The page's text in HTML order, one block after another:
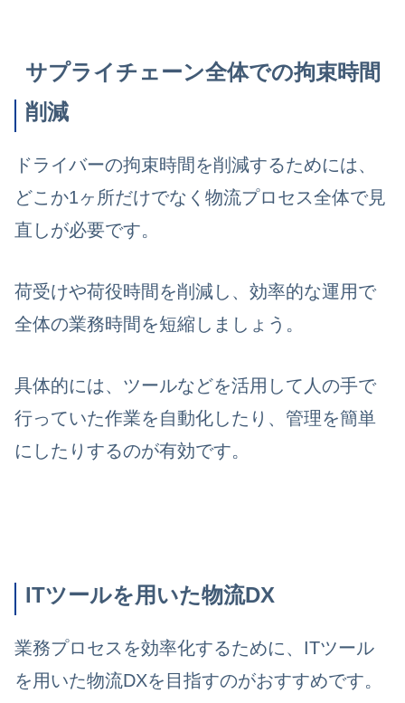
サプライチェーン全体での拘束時間
削減
ドライバーの拘束時間を削減するためには、
どこか1ヶ所だけでなく物流プロセス全体で見
直しが必要です。
荷受けや荷役時間を削減し、効率的な運用で
全体の業務時間を短縮しましょう。
具体的には、ツールなどを活用して人の手で
行っていた作業を自動化したり、管理を簡単
にしたりするのが有効です。
ITツールを用いた物流DX
業務プロセスを効率化するために、ITツール
を用いた物流DXを目指すのがおすすめです。